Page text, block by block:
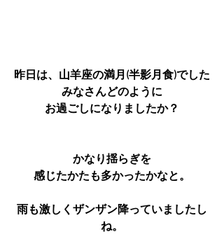
昨日は、山羊座の満月(半影月食)でした
みなさんどのように
お過ごしになりましたか？
かなり揺らぎを
感じたかたも多かったかなと。
雨も激しくザンザン降っていましたし
ね。